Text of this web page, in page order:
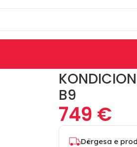
B9
749 €
Dërgesa e